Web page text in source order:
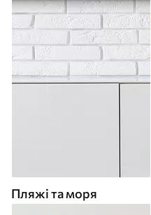
Пляжі та моря